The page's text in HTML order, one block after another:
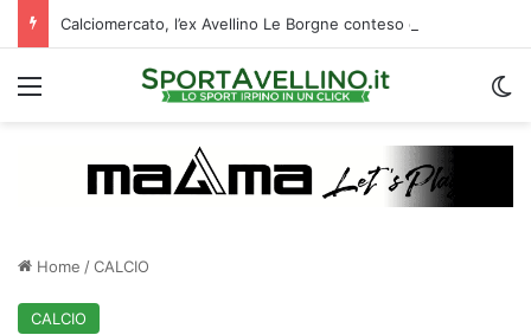
Menu
Home /CALCIO
CALCIO